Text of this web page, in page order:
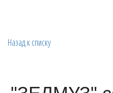
Назад к списку